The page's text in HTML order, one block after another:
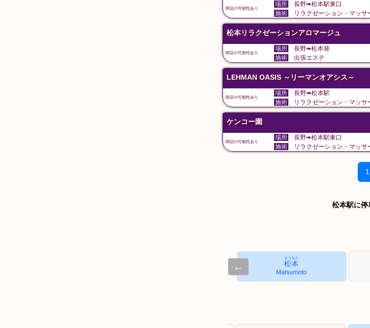
閉店の可能性あり
場所 長野➠松本駅東口
施術 リラクゼーション・マッサ
松本リラクゼーションアロマージュ
閉店の可能性あり
場所 長野➠松本発
施術 出張エステ
LEHMAN OASIS ～リーマンオアシス～
閉店の可能性あり
場所 長野➠松本駅
施術 リラクゼーション・マッサ
ケンコー園
閉店の可能性あり
場所 長野➠松本駅東口
施術 リラクゼーション・マッサ
1
松本駅に停
← 松本
まつもと
Matsumoto